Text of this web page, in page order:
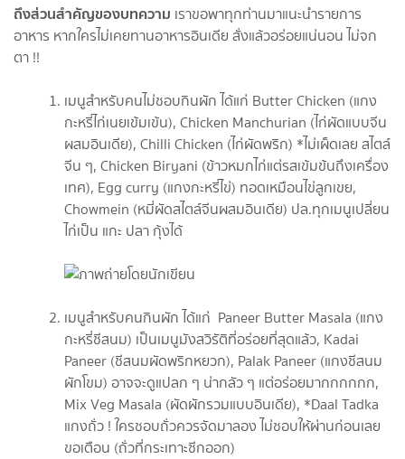
ถึงส่วนสำคัญของบทความ เราขอพาทุกท่านมาแนะนำรายการ
อาหาร หากใครไม่เคยทานอาหารอินเดีย สั่งแล้วอร่อยแน่นอน ไม่จก
ตา !!
เมนูสำหรับคนไม่ชอบกินผัก ได้แก่ Butter Chicken (แกง
กะหรี่ไก่เนยเข้มเข้น), Chicken Manchurian (ไก่ผัดแบบจีน
ผสมอินเดีย), Chilli Chicken (ไก่ผัดพริก) *ไม่เผ็ดเลย สไตล์
จีน ๆ, Chicken Biryani (ข้าวหมกไก่แต่รสเข้มข้นถึงเครื่อง
เทศ), Egg curry (แกงกะหรี่ไข่) ทอดเหมือนไข่ลูกเขย,
Chowmein (หมี่ผัดสไตล์จีนผสมอินเดีย) ปล.ทุกเมนูเปลี่ยน
ไก่เป็น แกะ ปลา กุ้งได้
เมนูสำหรับคนกินผัก ได้แก่ Paneer Butter Masala (แกง
กะหรี่ชีสนม) เป็นเมนูมังสวิรัติที่อร่อยที่สุดแล้ว, Kadai
Paneer (ชีสนมผัดพริกหยวก), Palak Paneer (แกงชีสนม
ผักโขม) อาจจะดูแปลก ๆ น่ากลัว ๆ แต่อร่อยมากกกกกก,
Mix Veg Masala (ผัดผักรวมแบบอินเดีย), *Daal Tadka
แกงถั่ว ! ใครชอบถั่วควรจัดมาลอง ไม่ชอบให้ผ่านก่อนเลย
ขอเตือน (ถั่วที่กระเทาะซีกออก)